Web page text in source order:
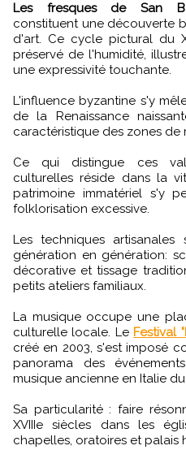
Les fresques de San
constituent une découverte
d'art. Ce cycle pictural du
préservé de l'humidité,
une expressivité touchante.
L'influence byzantine s'y
de la Renaissance
caractéristique des zones de
Ce qui distingue ces
culturelles réside dans la
patrimoine immatériel s'y
folklorisation excessive.
Les techniques
génération en génération:
décorative et tissage
petits ateliers familiaux.
La musique occupe une
culturelle locale. Le Festival
créé en 2003, s'est imposé
panorama des
musique ancienne en Italie
Sa particularité : faire
XVIIIe siècles dans les
chapelles, oratoires et palais